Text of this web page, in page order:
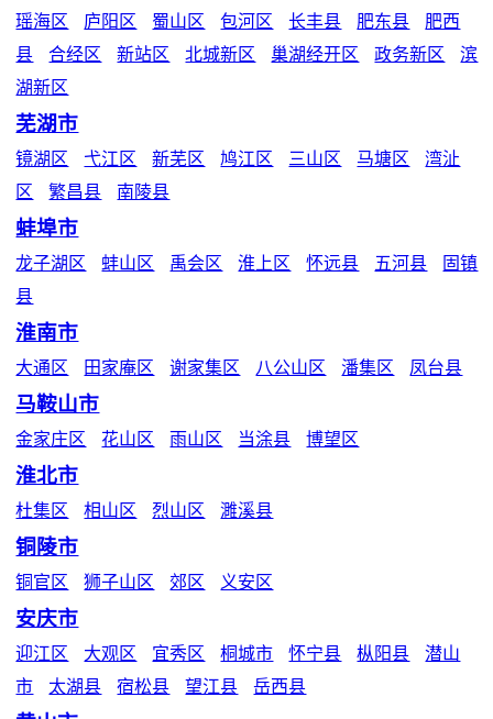
瑶海区 庐阳区 蜀山区 包河区 长丰县 肥东县
肥西
县
合经区 新站区 北城新区 巢湖经开区 政务新区
滨
湖新区
芜湖市
镜湖区 弋江区 新芜区 鸠江区 三山区 马塘区
湾沚
区
繁昌县 南陵县
蚌埠市
龙子湖区 蚌山区 禹会区 淮上区 怀远县 五河县
固镇
县
淮南市
大通区 田家庵区 谢家集区 八公山区 潘集区 凤台县
马鞍山市
金家庄区 花山区 雨山区 当涂县 博望区
淮北市
杜集区 相山区 烈山区 濉溪县
铜陵市
铜官区 狮子山区 郊区 义安区
安庆市
迎江区 大观区 宜秀区 桐城市 怀宁县 枞阳县
潜山
市
太湖县 宿松县 望江县 岳西县